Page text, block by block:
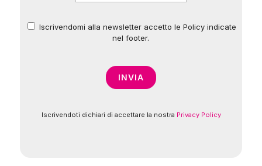
*
Iscrivendomi alla newsletter accetto le Policy indicate
nel footer.
Iscrivendoti dichiari di accettare la nostra Privacy Policy